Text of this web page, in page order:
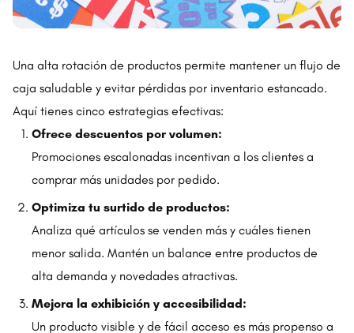
Una alta rotación de productos permite mantener un flujo de
caja saludable y evitar pérdidas por inventario estancado.
Aquí tienes cinco estrategias efectivas:
Ofrece descuentos por volumen:
Promociones escalonadas incentivan a los clientes a
comprar más unidades por pedido.
Optimiza tu surtido de productos:
Analiza qué artículos se venden más y cuáles tienen
menor salida. Mantén un balance entre productos de
alta demanda y novedades atractivas.
Mejora la exhibición y accesibilidad:
Un producto visible y de fácil acceso es más propenso a